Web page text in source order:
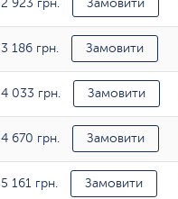
2 923 грн. Замовити
3 186 грн. Замовити
4 033 грн. Замовити
4 670 грн. Замовити
5 161 грн. Замовити